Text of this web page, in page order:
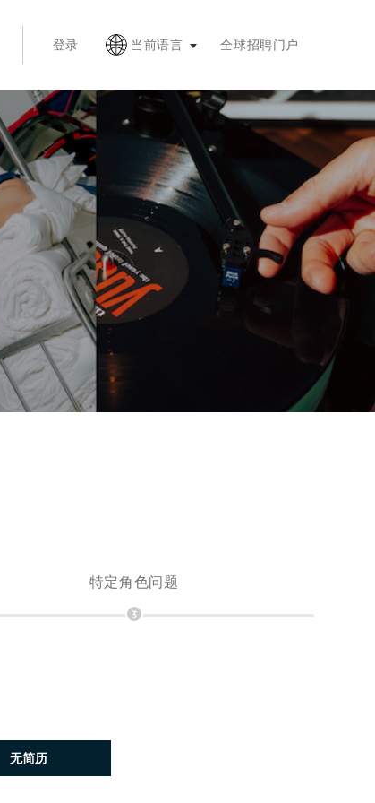
登录 当前语言 全球招聘门户
特定角色问题
3
无简历